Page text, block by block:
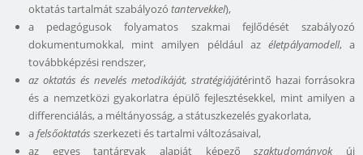
oktatás tartalmát szabályozó tantervekkel),
a pedagógusok folyamatos szakmai fejlődését szabályozó
dokumentumokkal, mint amilyen például az életpályamodell, a
továbbképzési rendszer,
az oktatás és nevelés metodikáját, stratégiájátérintő hazai forrásokra
és a nemzetközi gyakorlatra épülő fejlesztésekkel, mint amilyen a
differenciálás, a méltányosság, a státuszkezelés gyakorlata,
afelsőoktatás szerkezeti és tartalmi változásaival,
az egyes tantárgyak alapját képezőszaktudományokúj